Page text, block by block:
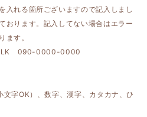
入れる箇所ございますので記入しまし
おります。記入してない場合はエラー
ます。
090-0000-0000
字OK）、数字、漢字、カタカナ、ひ